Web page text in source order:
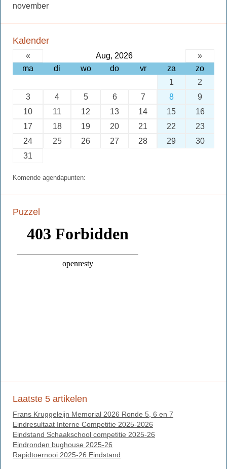
november
Kalender
« Aug, 2026
»
ma
di wo do vr za
zo
1
2
3
4 5 6 7 8
9
10
11 12 13 14 15
16
17
18 19 20 21 22
23
24
25 26 27 28 29
30
31
Komende agendapunten:
Puzzel
Laatste 5 artikelen
Frans Kruggeleijn Memorial 2026 Ronde 5, 6 en 7
Eindresultaat Interne Competitie 2025-2026
Eindstand Schaakschool competitie 2025-26
Eindronden bughouse 2025-26
Rapidtoernooi 2025-26 Eindstand